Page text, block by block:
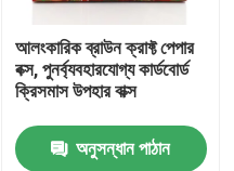
আলংকারিক ব্রাউন ক্রাফ্ট পেপার
বক্স, পুনর্ব্যবহারযোগ্য কার্ডবোর্ড
ক্রিসমাস উপহার বাক্স
অনুসন্ধান পাঠান